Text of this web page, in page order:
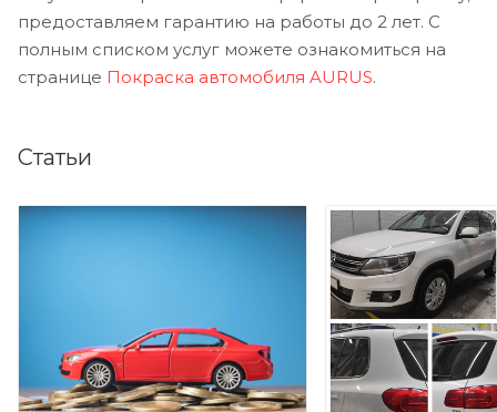
предоставляем гарантию на работы до 2 лет. С
полным списком услуг можете ознакомиться на
странице Покраска автомобиля AURUS.
Статьи